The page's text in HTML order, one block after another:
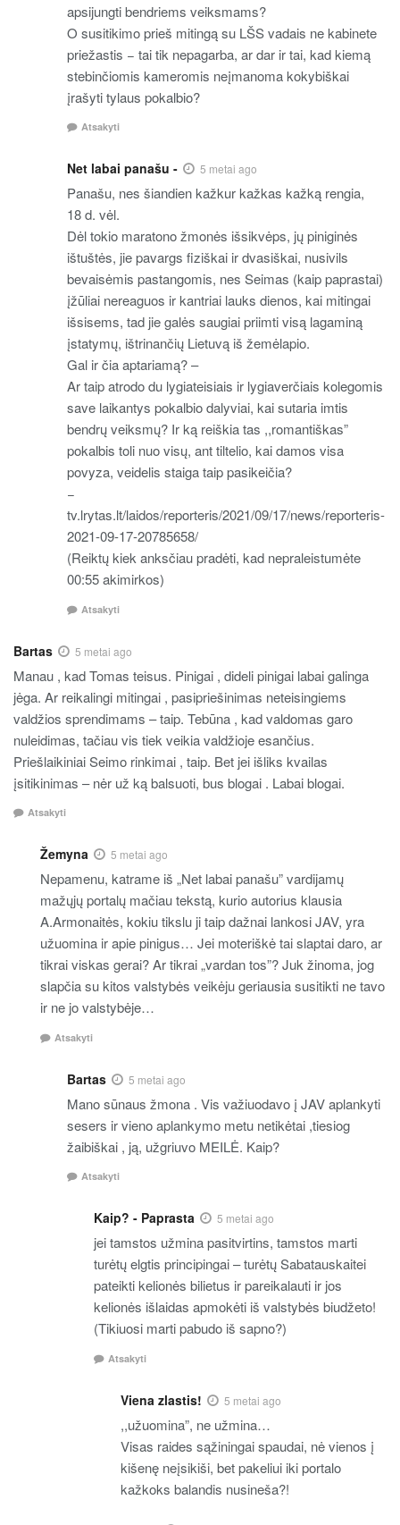
apsijungti bendriems veiksmams?
O susitikimo prieš mitingą su LŠS vadais ne kabinete
priežastis − tai tik nepagarba, ar dar ir tai, kad kiemą
stebinčiomis kameromis neįmanoma kokybiškai
įrašyti tylaus pokalbio?
Atsakyti
Net labai panašu - 5 metai ago
Panašu, nes šiandien kažkur kažkas kažką rengia,
18 d. vėl.
Dėl tokio maratono žmonės išsikvėps, jų piniginės
ištuštės, jie pavargs fiziškai ir dvasiškai, nusivils
bevaisėmis pastangomis, nes Seimas (kaip paprastai)
įžūliai nereaguos ir kantriai lauks dienos, kai mitingai
išsisems, tad jie galės saugiai priimti visą lagaminą
įstatymų, ištrinančių Lietuvą iš žemėlapio.
Gal ir čia aptariamą? –
Ar taip atrodo du lygiateisiais ir lygiaverčiais kolegomis
save laikantys pokalbio dalyviai, kai sutaria imtis
bendrų veiksmų? Ir ką reiškia tas ,,romantiškas”
pokalbis toli nuo visų, ant tiltelio, kai damos visa
povyza, veidelis staiga taip pasikeičia?
−
tv.lrytas.lt/laidos/reporteris/2021/09/17/news/reporteris-
2021-09-17-20785658/
(Reiktų kiek anksčiau pradėti, kad nepraleistumėte
00:55 akimirkos)
Atsakyti
Bartas 5 metai ago
Manau , kad Tomas teisus. Pinigai , dideli pinigai labai galinga
jėga. Ar reikalingi mitingai , pasipriešinimas neteisingiems
valdžios sprendimams – taip. Tebūna , kad valdomas garo
nuleidimas, tačiau vis tiek veikia valdžioje esančius.
Priešlaikiniai Seimo rinkimai , taip. Bet jei išliks kvailas
įsitikinimas – nėr už ką balsuoti, bus blogai . Labai blogai.
Atsakyti
Žemyna 5 metai ago
Nepamenu, katrame iš „Net labai panašu” vardijamų
mažųjų portalų mačiau tekstą, kurio autorius klausia
A.Armonaitės, kokiu tikslu ji taip dažnai lankosi JAV, yra
užuomina ir apie pinigus… Jei moteriškė tai slaptai daro, ar
tikrai viskas gerai? Ar tikrai „vardan tos”? Juk žinoma, jog
slapčia su kitos valstybės veikėju geriausia susitikti ne tavo
ir ne jo valstybėje…
Atsakyti
Bartas 5 metai ago
Mano sūnaus žmona . Vis važiuodavo į JAV aplankyti
sesers ir vieno aplankymo metu netikėtai ,tiesiog
žaibiškai , ją, užgriuvo MEILĖ. Kaip?
Atsakyti
Kaip? - Paprasta 5 metai ago
jei tamstos užmina pasitvirtins, tamstos marti
turėtų elgtis principingai – turėtų Sabatauskaitei
pateikti kelionės bilietus ir pareikalauti ir jos
kelionės išlaidas apmokėti iš valstybės biudžeto!
(Tikiuosi marti pabudo iš sapno?)
Atsakyti
Viena zlastis! 5 metai ago
,,užuomina”, ne užmina…
Visas raides sąžiningai spaudai, nė vienos į
kišenę neįsikiši, bet pakeliui iki portalo
kažkoks balandis nusineša?!